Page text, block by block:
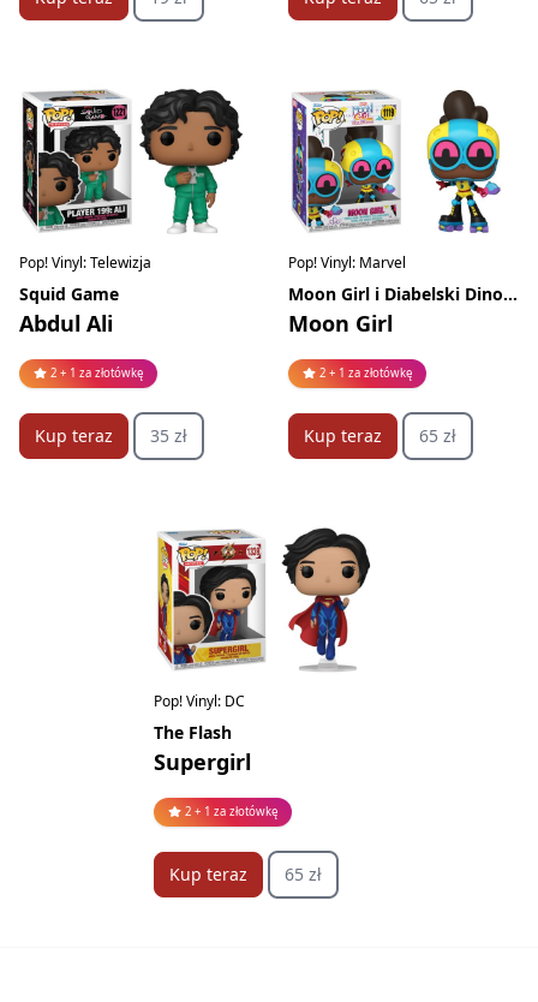
Pop! Vinyl: Telewizja
Squid Game
Abdul Ali
2 + 1 za złotówkę
Kup teraz 35 zł
Pop! Vinyl: Marvel
Moon Girl i Diabelski Dinozaur
Moon Girl
2 + 1 za złotówkę
Kup teraz 65 zł
Pop! Vinyl: DC
The Flash
Supergirl
2 + 1 za złotówkę
Kup teraz 65 zł